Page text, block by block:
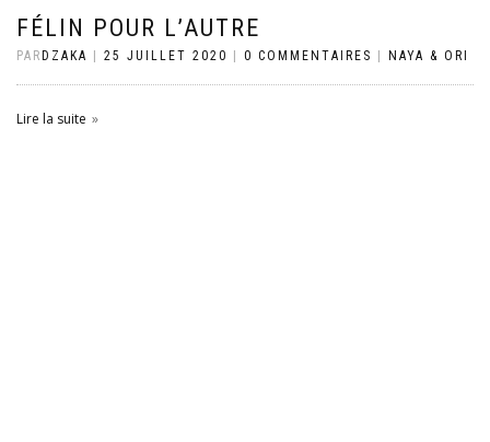
FÉLIN POUR L’AUTRE
PARDZAKA | 25 JUILLET 2020 | 0 COMMENTAIRES | NAYA & ORI
Lire la suite